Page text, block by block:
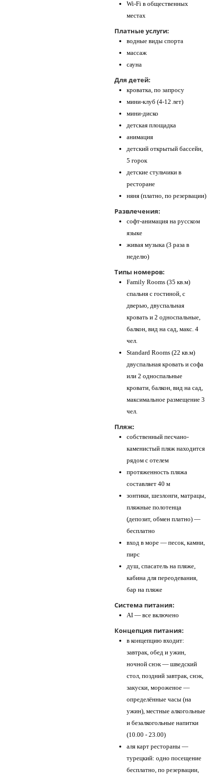
Wi-Fi в общественных
местах
Платные услуги:
водные виды спорта
массаж
сауна
Для детей:
кроватка, по запросу
мини-клуб (4-12 лет)
мини-диско
детская площадка
анимация
детский открытый бассейн,
5 горок
детские стульчики в
ресторане
няня (платно, по резервации)
Развлечения:
софт-анимация на русском
языке
живая музыка (3 раза в
неделю)
Типы номеров:
Family Rooms (35 кв.м)
спальня с гостиной, с
дверью, двуспальная
кровать и 2 односпальные,
балкон, вид на сад, макс. 4
чел.
Standard Rooms (22 кв.м)
двуспальная кровать и софа
или 2 односпальные
кровати, балкон, вид на сад,
максимальное размещение 3
чел.
Пляж:
собственный песчано-
каменистый пляж находится
рядом с отелем
протяженность пляжа
составляет 40 м
зонтики, шезлонги, матрацы,
пляжные полотенца
(депозит, обмен платно) —
бесплатно
вход в море — песок, камни,
пирс
душ, спасатель на пляже,
кабина для переодевания,
бар на пляже
Система питания:
AI — все включено
Концепция питания:
в концепцию входит:
завтрак, обед и ужин,
ночной снэк — шведский
стол, поздний завтрак, снэк,
закуски, мороженое —
определённые часы (на
ужин), местные алкогольные
и безалкогольные напитки
(10.00 - 23.00)
аля карт рестораны —
турецкий: одно посещение
бесплатно, по резервации,